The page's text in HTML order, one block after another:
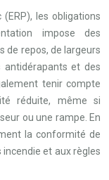
les obligations
impose des
de repos, de largeurs
antidérapants et des
tenir compte
réduite, même si
ou une rampe. En
la conformité de
et aux règles